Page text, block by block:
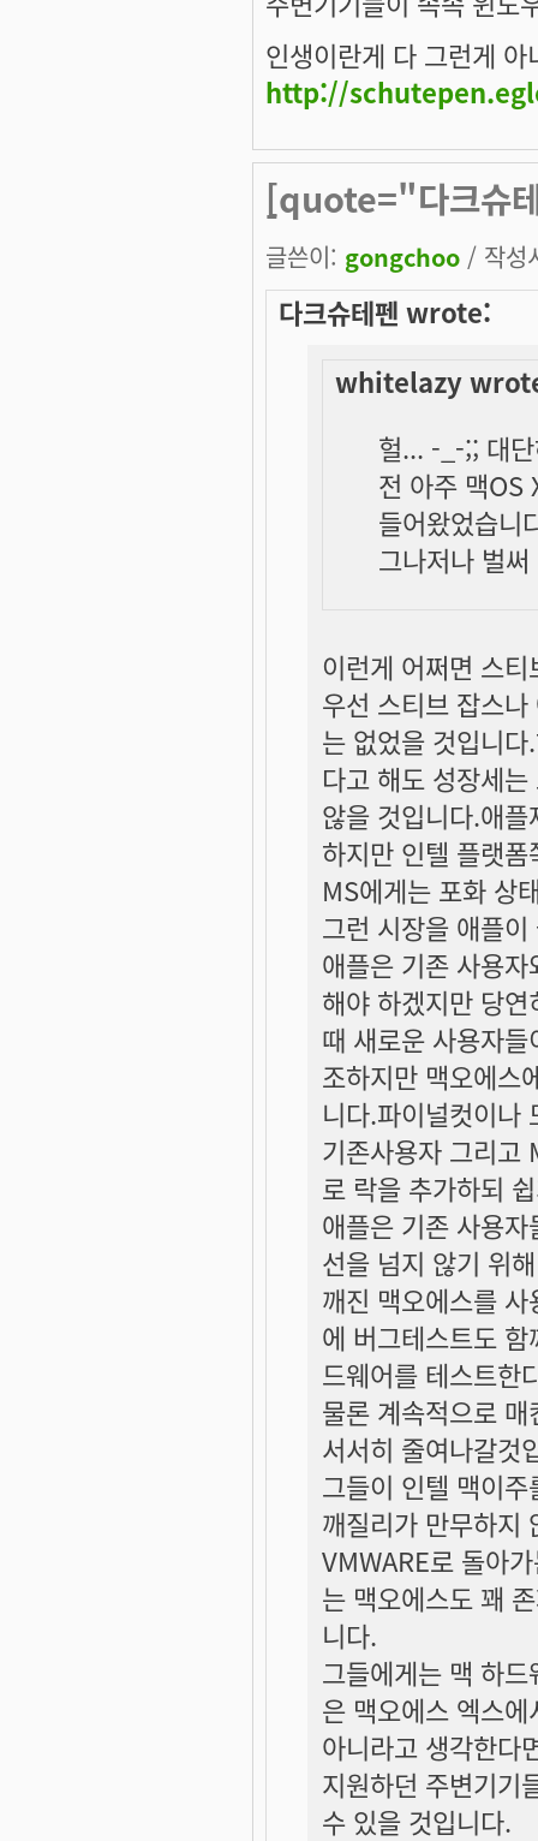
인생이란게 다 그런게
http://
[quote="다크
-
글쓴이: gongchoo / 작성
다크슈테펜 wrote:
whitelazy
헐... -_-;; 대
전 아주 맥OS
들어왔었습니
그나저나 벌
이런게 어쩌면 스
우선 스티브 잡스
는 없었을 것입니
다고 해도 성장세
않을 것입니다.애
하지만 인텔 플랫
MS에게는 포화 상
그런 시장을 애플
애플은 기존 사용
해야 하겠지만 당
때 새로운 사용자
조하지만 맥오에스
니다.파이널컷이나
기존사용자 그리고
로 락을 추가하되
애플은 기존 사용
선을 넘지 않기 위
깨진 맥오에스를
에 버그테스트도
드웨어를 테스트한
물론 계속적으로
서서히 줄여나갈것
그들이 인텔 맥이
깨질리가 만무하지
VMWARE로 돌아
는 맥오에스도 꽤
니다.
그들에게는 맥 하
은 맥오에스 엑스
아니라고 생각한다
지원하던 주변기기
수 있을 것입니다.